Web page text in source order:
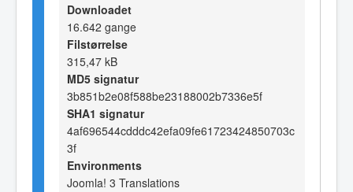
Downloadet
16.642 gange
Filstørrelse
315,47 kB
MD5 signatur
3b851b2e08f588be23188002b7336e5f
SHA1 signatur
4af696544cdddc42efa09fe61723424850703c
3f
Environments
Joomla! 3 Translations